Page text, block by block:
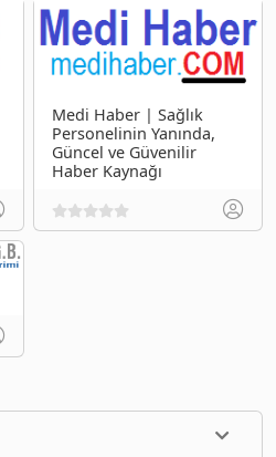
Medi Haber | Sağlık
Personelinin Yanında,
Güncel ve Güvenilir
Haber Kaynağı